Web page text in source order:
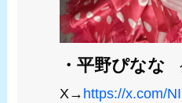
・平野ぴなな
X→ https://x.com/